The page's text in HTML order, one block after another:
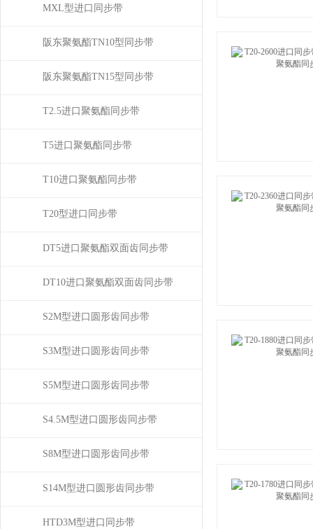
MXL型进口同步带
阪东聚氨酯TN10型同步带
阪东聚氨酯TN15型同步带
T2.5进口聚氨酯同步带
T5进口聚氨酯同步带
T10进口聚氨酯同步带
T20型进口同步带
DT5进口聚氨酯双面齿同步带
DT10进口聚氨酯双面齿同步带
S2M型进口圆形齿同步带
S3M型进口圆形齿同步带
S5M型进口圆形齿同步带
S4.5M型进口圆形齿同步带
S8M型进口圆形齿同步带
S14M型进口圆形齿同步带
HTD3M型进口同步带